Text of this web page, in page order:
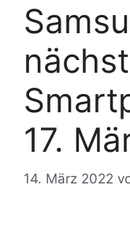
17.
14. März 2022